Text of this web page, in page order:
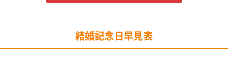
結婚記念日早見表